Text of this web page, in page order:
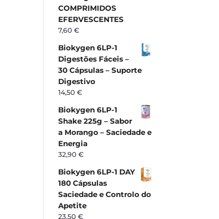
COMPRIMIDOS
EFERVESCENTES
7,60€
Biokygen 6LP-1
Digestões Fáceis –
30 Cápsulas – Suporte
Digestivo
14,50€
Biokygen 6LP-1
Shake 225g – Sabor
a Morango – Saciedade e
Energia
32,90€
Biokygen 6LP-1 DAY
180 Cápsulas
Saciedade e Controlo do
Apetite
23,50€